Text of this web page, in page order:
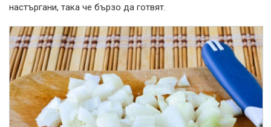
настъргани, така че бързо да готвят.